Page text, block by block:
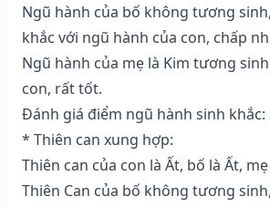
Ngũ hành của bố không tương
khắc với ngũ hành của con, chấp
Ngũ hành của mẹ là Kim tương
con, rất tốt.
Đánh giá điểm ngũ hành sinh khắc:
* Thiên can xung hợp:
Thiên can của con là Ất, bố là Ất,
Thiên Can của bố không tương